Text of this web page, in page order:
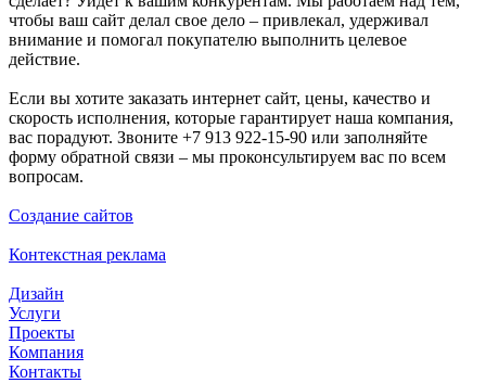
чтобы ваш сайт делал свое дело – привлекал, удерживал
внимание и помогал покупателю выполнить целевое
действие.
Если вы хотите заказать интернет сайт, цены, качество и
скорость исполнения, которые гарантирует наша компания,
вас порадуют. Звоните +7 913 922-15-90 или заполняйте
форму обратной связи – мы проконсультируем вас по всем
вопросам.
Создание сайтов
Контекстная реклама
Дизайн
Услуги
Проекты
Компания
Контакты